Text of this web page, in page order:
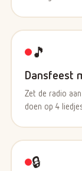
🎵
Dansfeest
Zet de radio
doen op 4
🔒